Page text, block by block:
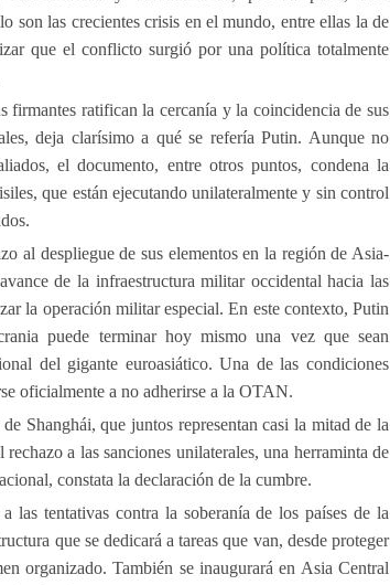
son las crecientes crisis en el mundo, entre ellas la de
que el conflicto surgió por una política totalmente
firmantes ratifican la cercanía y la coincidencia de sus
deja clarísimo a qué se refería Putin. Aunque no
el documento, entre otros puntos, condena la
que están ejecutando unilateralmente y sin control
al despliegue de sus elementos en la región de Asia-
de la infraestructura militar occidental hacia las
la operación militar especial. En este contexto, Putin
puede terminar hoy mismo una vez que sean
del gigante euroasiático. Una de las condiciones
oficialmente a no adherirse a la OTAN.
Shanghái, que juntos representan casi la mitad de la
a las sanciones unilaterales, una herraminta de
constata la declaración de la cumbre.
las tentativas contra la soberanía de los países de la
que se dedicará a tareas que van, desde proteger
organizado. También se inaugurará en Asia Central